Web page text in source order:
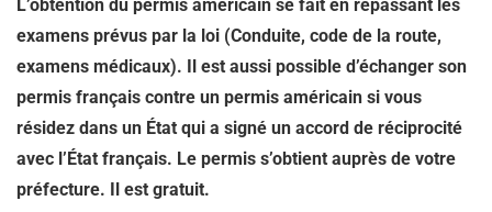
L’obtention du permis américain se fait en repassant les
examens prévus par la loi (Conduite, code de la route,
examens médicaux). Il est aussi possible d’échanger son
permis français contre un permis américain si vous
résidez dans un État qui a signé un accord de réciprocité
avec l’État français. Le permis s’obtient auprès de votre
préfecture. Il est gratuit.